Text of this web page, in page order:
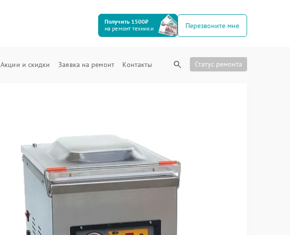
Получить 1500₽
на ремонт техники
Перезвоните мне
Акции и скидки Заявка на ремонт Контакты Статус ремонта